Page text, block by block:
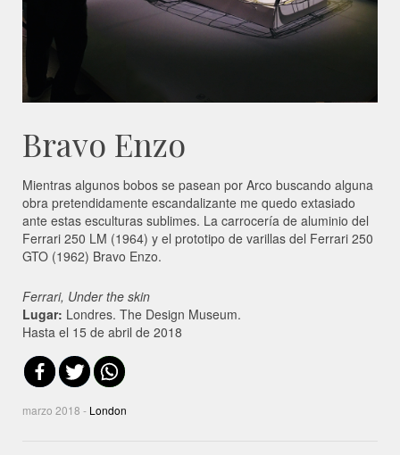
Bravo Enzo
Mientras algunos bobos se pasean por Arco buscando alguna
obra pretendidamente escandalizante me quedo extasiado
ante estas esculturas sublimes. La carrocería de aluminio del
Ferrari 250 LM (1964) y el prototipo de varillas del Ferrari 250
GTO (1962) Bravo Enzo.
Ferrari, Under the skin
Lugar: Londres. The Design Museum.
Hasta el 15 de abril de 2018
marzo 2018 - London